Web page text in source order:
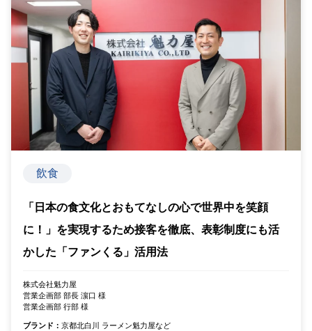
飲食
「日本の食文化とおもてなしの心で世界中を笑顔
に！」を実現するため接客を徹底、表彰制度にも活
かした「ファンくる」活用法
株式会社魁力屋
営業企画部 部長 濵口 様
営業企画部 行部 様
ブランド： 京都北白川 ラーメン魁力屋など